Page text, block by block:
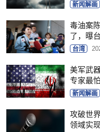
新闻解画
毒油案
了，曝
台湾
美军武
专家最
新闻解画
攻破世
领域实